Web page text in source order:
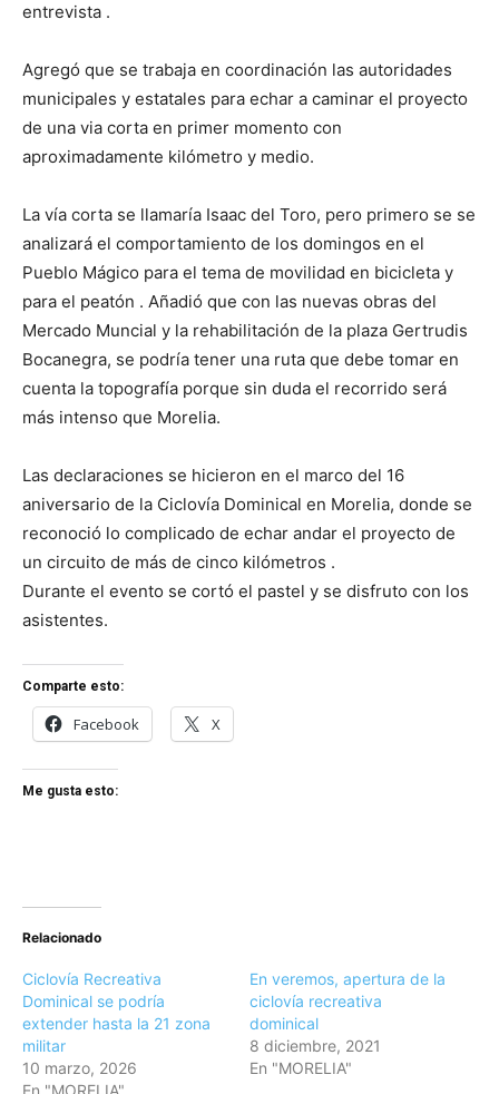
entrevista .
Agregó que se trabaja en coordinación las autoridades
municipales y estatales para echar a caminar el proyecto
de una via corta en primer momento con
aproximadamente kilómetro y medio.
La vía corta se llamaría Isaac del Toro, pero primero se se
analizará el comportamiento de los domingos en el
Pueblo Mágico para el tema de movilidad en bicicleta y
para el peatón . Añadió que con las nuevas obras del
Mercado Muncial y la rehabilitación de la plaza Gertrudis
Bocanegra, se podría tener una ruta que debe tomar en
cuenta la topografía porque sin duda el recorrido será
más intenso que Morelia.
Las declaraciones se hicieron en el marco del 16
aniversario de la Ciclovía Dominical en Morelia, donde se
reconoció lo complicado de echar andar el proyecto de
un circuito de más de cinco kilómetros .
Durante el evento se cortó el pastel y se disfruto con los
asistentes.
Comparte esto:
Facebook X
Me gusta esto:
Relacionado
Ciclovía Recreativa
Dominical se podría
extender hasta la 21 zona
militar
10 marzo, 2026
En veremos, apertura de la
ciclovía recreativa
dominical
8 diciembre, 2021
En "MORELIA"